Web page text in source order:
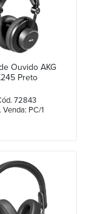
Ouvido AKG
Preto
72843
Venda: PC/1